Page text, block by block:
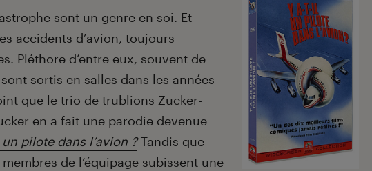
sont un genre en soi. Et
accidents d’avion, toujours
Pléthore d’entre eux, souvent de
sortis en salles dans les années
que le trio de trublions Zucker-
en a fait une parodie devenue
un pilote dans l’avion ?Tandis que
de l’équipage subissent une